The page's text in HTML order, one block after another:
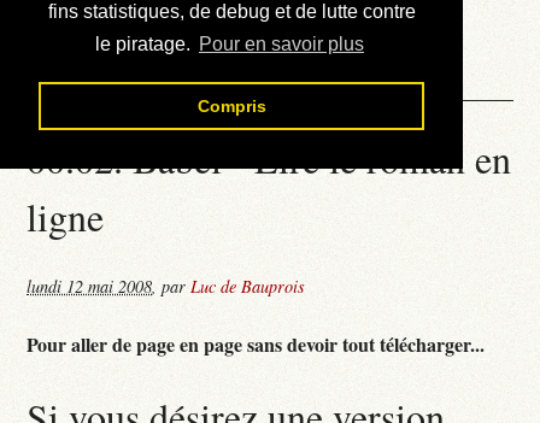
fins statistiques, de debug et de lutte contre
le piratage. Pour en savoir plus
Compris
Téléchargement
Contact
00.02. Babel - Lire le roman en
ligne
lundi 12 mai 2008,parLuc de Bauprois
Pour aller de page en page sans devoir tout télécharger...